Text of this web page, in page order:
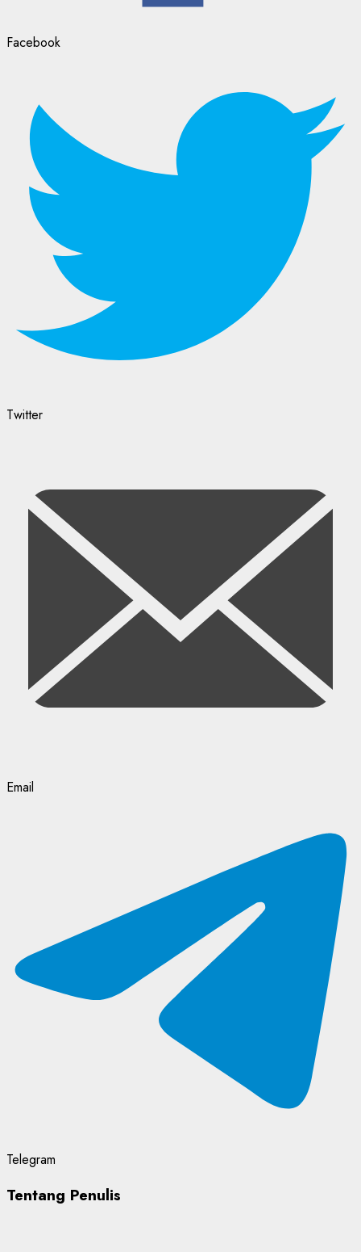
Facebook
Twitter
Email
Telegram
Tentang Penulis